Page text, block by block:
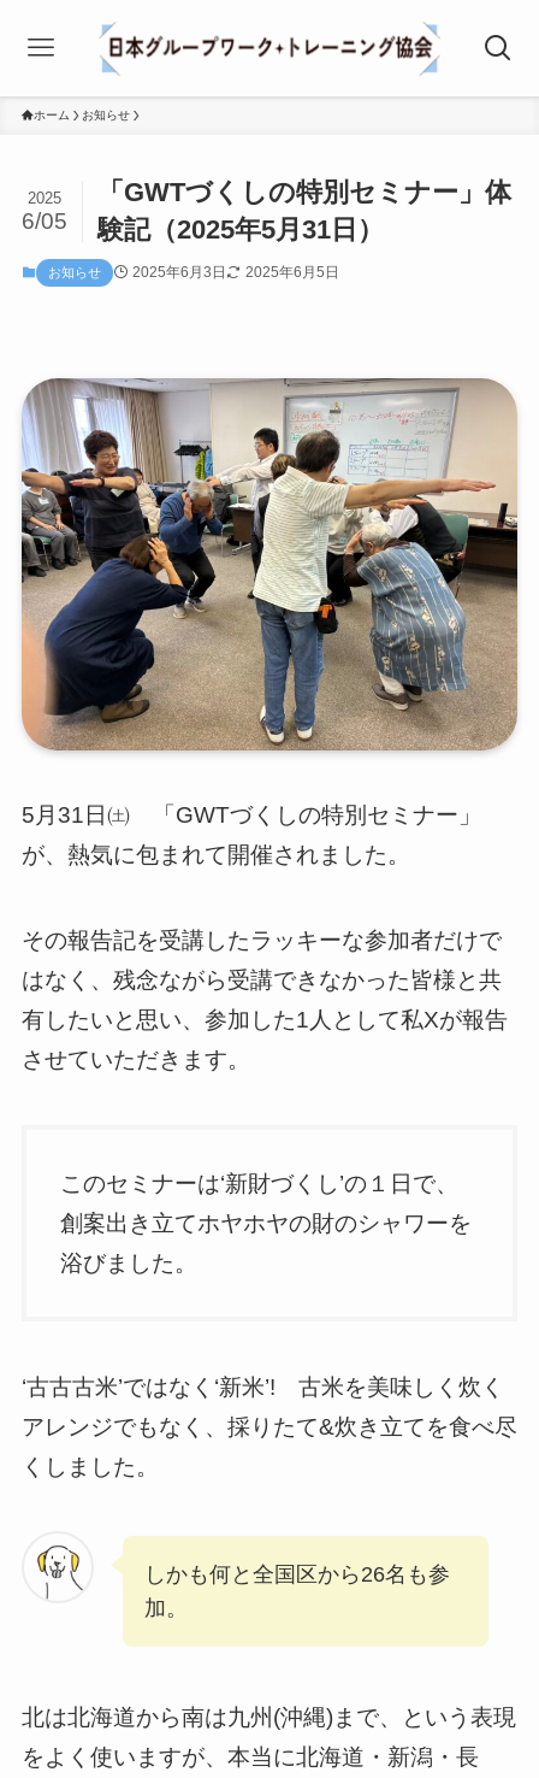
ホーム お知らせ
「GWTづくしの特別セミナー」体
験記（2025年5月31日）
2025
6/05
お知らせ 2025年6月3日 2025年6月5日
5月31日㈯ 「GWTづくしの特別セミナー」
が、熱気に包まれて開催されました。
その報告記を受講したラッキーな参加者だけで
はなく、残念ながら受講できなかった皆様と共
有したいと思い、参加した1人として私Xが報告
させていただきます。
このセミナーは‘新財づくし’の１日で、
創案出き立てホヤホヤの財のシャワーを
浴びました。
‘古古古米’ではなく‘新米’! 古米を美味しく炊く
アレンジでもなく、採りたて&炊き立てを食べ尽
くしました。
しかも何と全国区から26名も参
加。
北は北海道から南は九州(沖縄)まで、という表現
をよく使いますが、本当に北海道・新潟・長